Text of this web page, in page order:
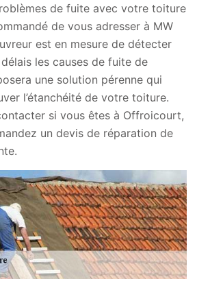
de fuite avec votre toiture
de vous adresser à MW
est en mesure de détecter
les causes de fuite de
une solution pérenne qui
l’étanchéité de votre toiture.
si vous êtes à Offroicourt,
un devis de réparation de